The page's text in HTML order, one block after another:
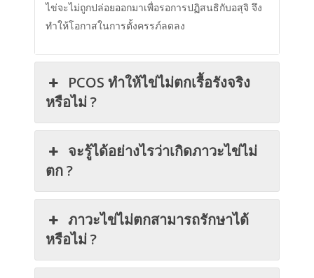
ไข่จะไม่ถูกปล่อยออกมาเพื่อรอการปฏิสนธิกับอสุจิ จึง
ทำให้โอกาสในการตั้งครรภ์ลดลง
PCOS ทำให้ไข่ไม่ตกเรื้อรังจริง
หรือไม่ ?
จะรู้ได้อย่างไรว่าเกิดภาวะไข่ไม่
ตก ?
ภาวะไข่ไม่ตกสามารถรักษาได้
หรือไม่ ?